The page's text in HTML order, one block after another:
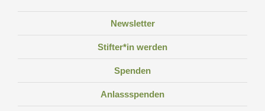
Newsletter
Stifter*in werden
Spenden
Anlassspenden